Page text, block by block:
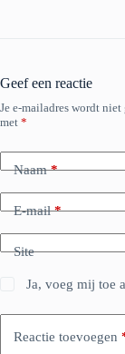
Geef een reactie
Je e-mailadres wordt
met *
Naam*
E-mail*
Site
Ja, voeg mij toe
Reactie toevoegen